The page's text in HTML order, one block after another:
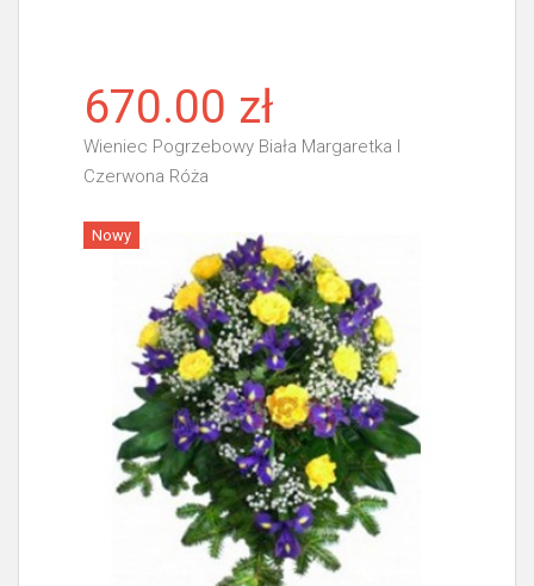
670.00 zł
Wieniec Pogrzebowy Biała Margaretka I
Czerwona Róża
Więcej
Nowy